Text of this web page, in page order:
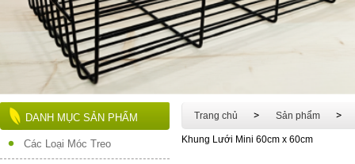
DANH MỤC SẢN PHẨM
Các Loại Móc Treo
Trang chủ Sản phẩm
Khung Lưới Mini 60cm x 60cm